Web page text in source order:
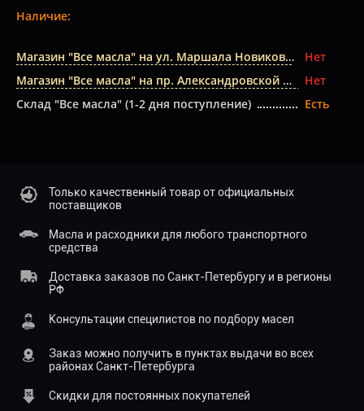
Наличие:
Магазин "Все масла" на ул. Маршала Новикова
Нет
Магазин "Все масла" на пр. Александровской Фермы
Нет
Склад "Все масла" (1-2 дня поступление)
Есть
Только качественный товар от официальных
поставщиков
Масла и расходники для любого транспортного
средства
Доставка заказов по Санкт-Петербургу и в регионы
РФ
Консультации специлистов по подбору масел
Заказ можно получить в пунктах выдачи во всех
районах Санкт-Петербурга
Скидки для постоянных покупателей